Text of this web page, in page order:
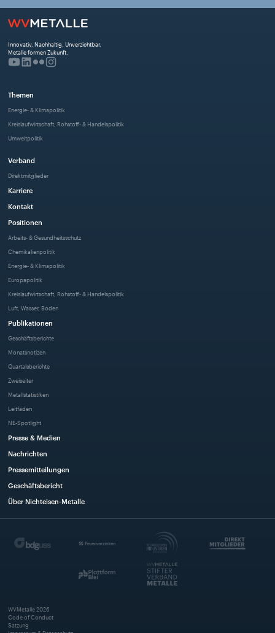
Innovativ. Nachhaltig. Unverzichtbar.
Metalle formen Zukunft.
Themen
Energie- & Klimapolitik
Kreislaufwirtschaft, Rohstoff- & Handelspolitik
Umweltpolitik
Verband
Direktmitglieder
Karriere
Kontakt
Positionen
Arbeits- & Gesundheitsschutz
Chemikalienpolitik
Energie- & Klimapolitik
Europapolitik
Kreislaufwirtschaft, Rohstoff- & Handelspolitik
Luft, Wasser, Boden
Publikationen
Geschäftsberichte
Monatsnotizen
Quartalsberichte
Zweiseiter
Metallstatistiken
Leitfäden
NE-Spotlight
Presse & Medien
Nachrichten
Pressemitteilungen
Geschäftsbericht
Über Nichteisen-Metalle
WVMetalle2026
Code of Conduct
Satzung